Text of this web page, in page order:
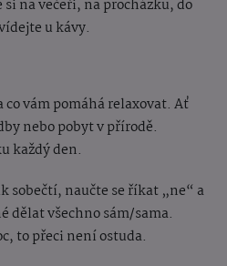
na večeři, na procházku, do
u kávy.
co vám pomáhá relaxovat. Ať
nebo pobyt v přírodě.
každý den.
sobečtí, naučte se říkat „ne“ a
dělat všechno sám/sama.
to přeci není ostuda.